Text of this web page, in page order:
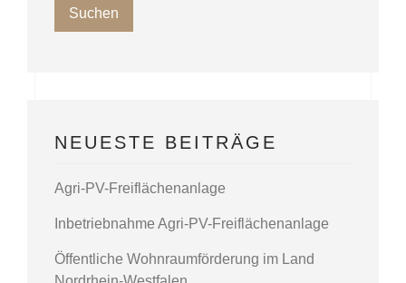
Suchen
NEUESTE BEITRÄGE
Agri-PV-Freiflächenanlage
Inbetriebnahme Agri-PV-Freiflächenanlage
Öffentliche Wohnraumförderung im Land